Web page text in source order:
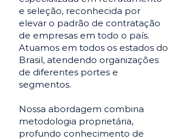
e seleção, reconhecida por
elevar o padrão de contratação
de empresas em todo o país.
Atuamos em todos os estados do
Brasil, atendendo organizações
de diferentes portes e
segmentos.
Nossa abordagem combina
metodologia proprietária,
profundo conhecimento de